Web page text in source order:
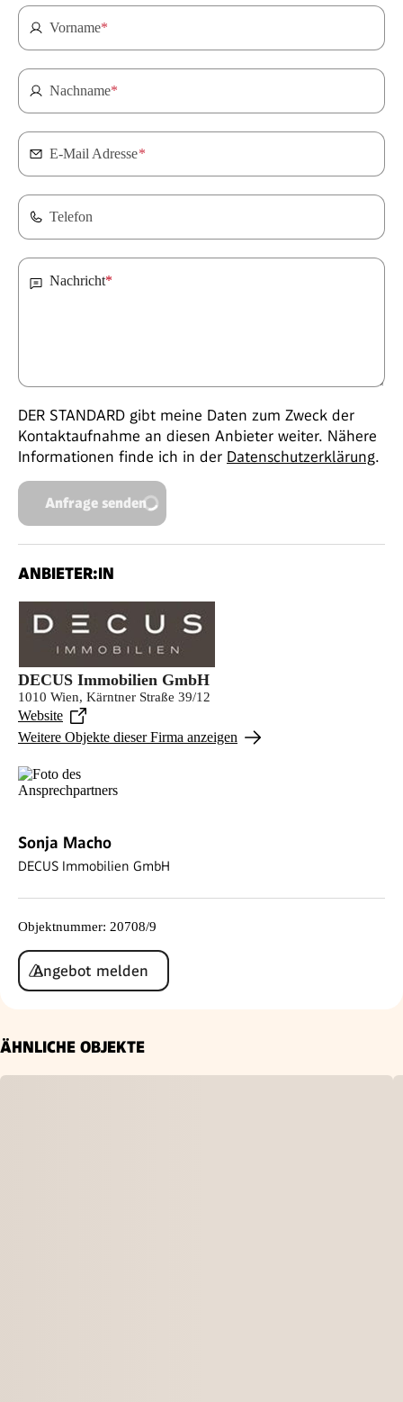
Vorname*
Nachname*
E-Mail Adresse*
Telefon
Nachricht*
DER STANDARD gibt meine Daten zum Zweck der
Kontaktaufnahme an diesen Anbieter weiter. Nähere
Informationen finde ich in der Datenschutzerklärung.
Anfrage senden
ANBIETER:IN
DECUS Immobilien GmbH
1010 Wien, Kärntner Straße 39/12
Website
Weitere Objekte dieser Firma anzeigen
Sonja Macho
DECUS Immobilien GmbH
Objektnummer: 20708/9
Angebot melden
ÄHNLICHE OBJEKTE